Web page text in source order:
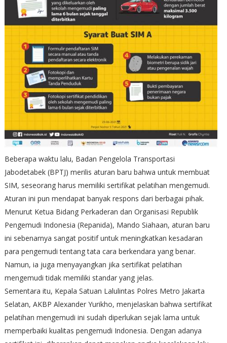
Beberapa waktu lalu, Badan Pengelola Transportasi
Jabodetabek (BPTJ) merilis aturan baru bahwa untuk membuat
SIM, seseorang harus memiliki sertifikat pelatihan mengemudi.
Aturan ini pun mendapat banyak respons dari berbagai pihak.
Menurut Ketua Bidang Perkaderan dan Organisasi Republik
Pengemudi Indonesia (Repanida), Mando Siahaan, aturan baru
ini sebenarnya sangat positif untuk meningkatkan kesadaran
para pengemudi tentang tata cara berkendara yang benar.
Namun, ia juga menyayangkan jika sertifikat pelatihan
mengemudi tidak memiliki standar yang jelas.
Sementara itu, Kepala Satuan Lalulintas Polres Metro Jakarta
Selatan, AKBP Alexander Yurikho, menjelaskan bahwa sertifikat
pelatihan mengemudi ini sudah diperlukan sejak lama untuk
memperbaiki kualitas pengemudi Indonesia. Dengan adanya